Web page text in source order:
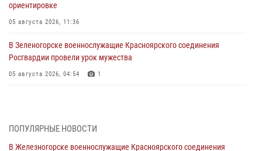
ориентировке
05 августа 2026, 11:36
В Зеленогорске военнослужащие Красноярского соединения
Росгвардии провели урок мужества
05 августа 2026, 04:54 1
05 августа 2026, 04:52 1
ПОПУЛЯРНЫЕ НОВОСТИ
В Железногорске военнослужащие Красноярского соединения